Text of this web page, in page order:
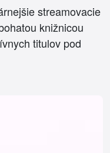
streamovacie
knižnicou
titulov pod